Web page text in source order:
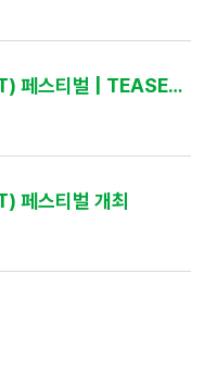
2026 GHOST(경기 한류 OST) 페스티벌 | TEASER 영상 공개
페스티벌 개최